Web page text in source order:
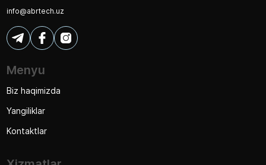
info@abrtech.uz
Menyu
Biz haqimizda
Yangiliklar
Kontaktlar